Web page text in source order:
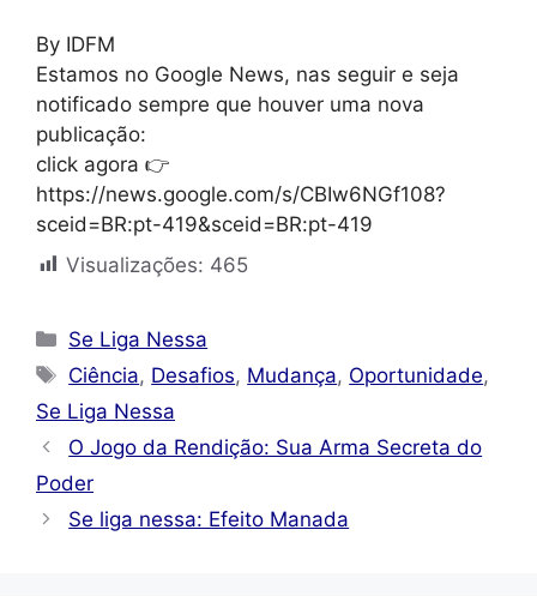
By IDFM
Estamos no Google News, nas seguir e seja
notificado sempre que houver uma nova
publicação:
click agora 👉
https://news.google.com/s/CBIw6NGf108?
sceid=BR:pt-419&sceid=BR:pt-419
Visualizações: 465
Categorias
Se Liga Nessa
Tags
Ciência, Desafios, Mudança, Oportunidade,
Se Liga Nessa
O Jogo da Rendição: Sua Arma Secreta do
Poder
Se liga nessa: Efeito Manada